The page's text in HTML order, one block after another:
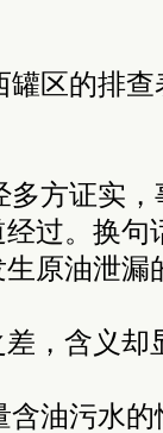
区的排
多方证实
过。换句
原油泄漏
差，含义却
含油污水